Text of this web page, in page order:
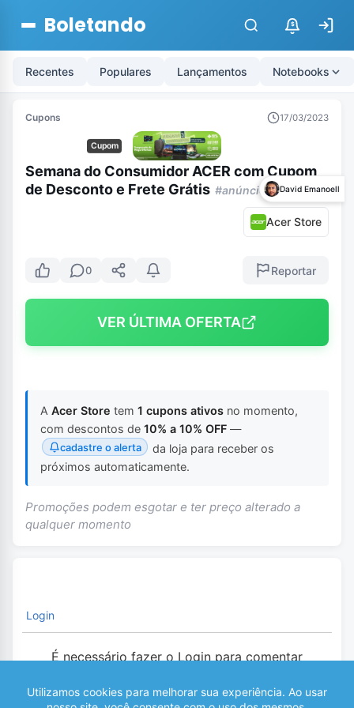
Boletando $
Recentes Populares Lançamentos Notebooks
Cupons 17/03/2023
Cupom
David Emanoell
Semana do Consumidor ACER com Cupom
de Desconto e Frete Grátis #anúncio
Acer Store
0 Reportar
VER ÚLTIMA OFERTA
A Acer Store tem 1 cupons ativos no momento,
com descontos de 10% a 10% OFF —
cadastre o alerta
da loja para receber os
próximos automaticamente.
Promoções podem esgotar e ter preço alterado a
qualquer momento
Login
É necessário fazer o Login para comentar
0 COMENTÁRIOS